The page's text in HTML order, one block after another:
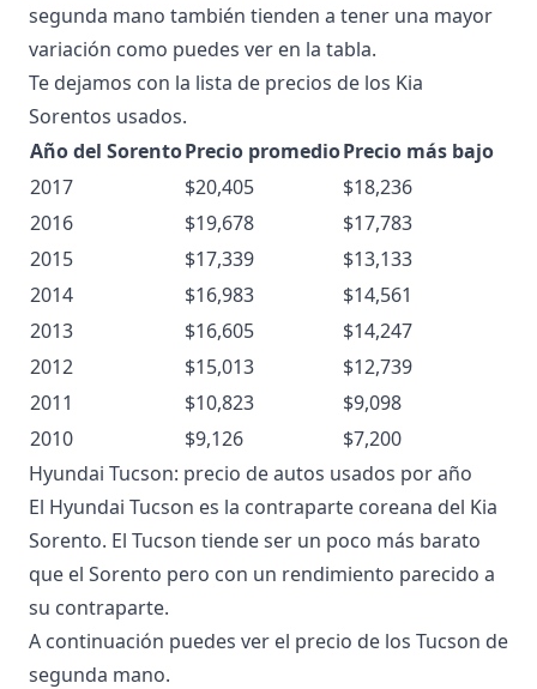
segunda mano también tienden a tener una mayor
variación como puedes ver en la tabla.
Te dejamos con la lista de precios de los Kia
Sorentos usados.
Año del SorentoPrecio promedioPrecio más bajo
2017
$20,405
$18,236
2016
$19,678
$17,783
2015
$17,339
$13,133
2014
$16,983
$14,561
2013
$16,605
$14,247
2012
$15,013
$12,739
2011
$10,823
$9,098
2010
$9,126
$7,200
Hyundai Tucson: precio de autos usados por año
El Hyundai Tucson es la contraparte coreana del Kia
Sorento. El Tucson tiende ser un poco más barato
que el Sorento pero con un rendimiento parecido a
su contraparte.
A continuación puedes ver el precio de los Tucson de
segunda mano.